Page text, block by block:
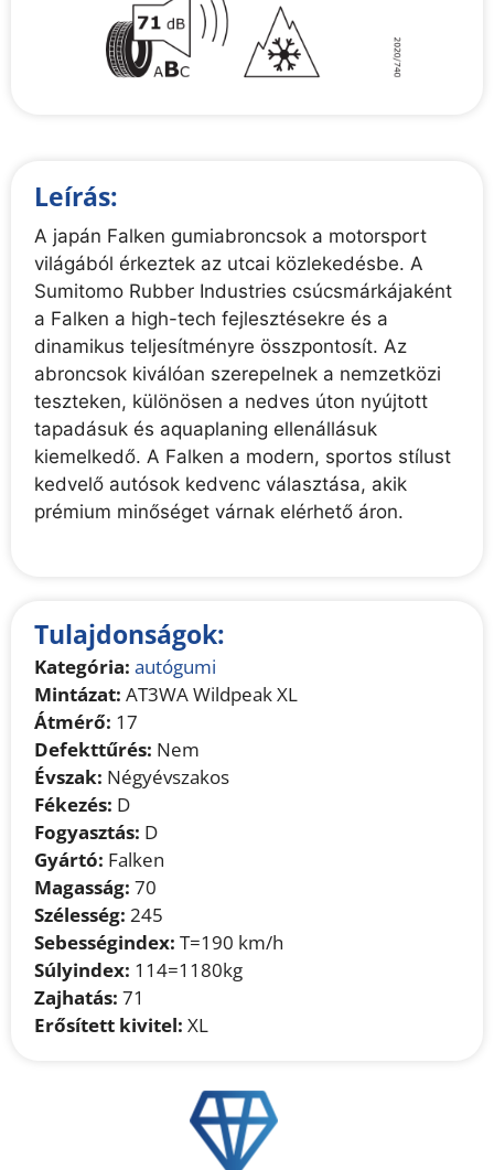
Leírás:
A japán Falken gumiabroncsok a motorsport
világából érkeztek az utcai közlekedésbe. A
Sumitomo Rubber Industries csúcsmárkájaként
a Falken a high-tech fejlesztésekre és a
dinamikus teljesítményre összpontosít. Az
abroncsok kiválóan szerepelnek a nemzetközi
teszteken, különösen a nedves úton nyújtott
tapadásuk és aquaplaning ellenállásuk
kiemelkedő. A Falken a modern, sportos stílust
kedvelő autósok kedvenc választása, akik
prémium minőséget várnak elérhető áron.
Tulajdonságok:
Kategória: autógumi
Mintázat: AT3WA Wildpeak XL
Átmérő: 17
Defekttűrés: Nem
Évszak: Négyévszakos
Fékezés: D
Fogyasztás: D
Gyártó: Falken
Magasság: 70
Szélesség: 245
Sebességindex: T=190 km/h
Súlyindex: 114=1180kg
Zajhatás: 71
Erősített kivitel: XL